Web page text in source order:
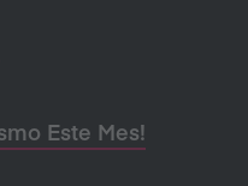
Este Mes!